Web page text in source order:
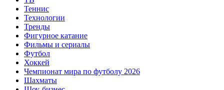
Теннис
Технологии
Тренды
Фигурное катание
Фильмы и сериалы
Футбол
Хоккей
Чемпионат мира по футболу 2026
Шахматы